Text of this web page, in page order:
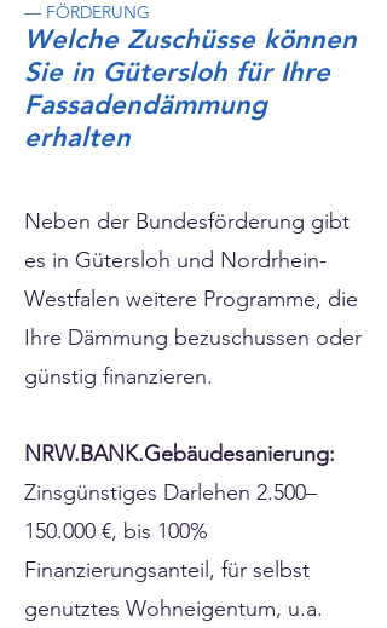
— FÖRDERUNG
Welche Zuschüsse können
Sie in Gütersloh für Ihre
Fassadendämmung
erhalten
Neben der Bundesförderung gibt
es in Gütersloh und Nordrhein-
Westfalen weitere Programme, die
Ihre Dämmung bezuschussen oder
günstig finanzieren.
NRW.BANK.Gebäudesanierung:
Zinsgünstiges Darlehen 2.500–
150.000 €, bis 100%
Finanzierungsanteil, für selbst
genutztes Wohneigentum, u.a.